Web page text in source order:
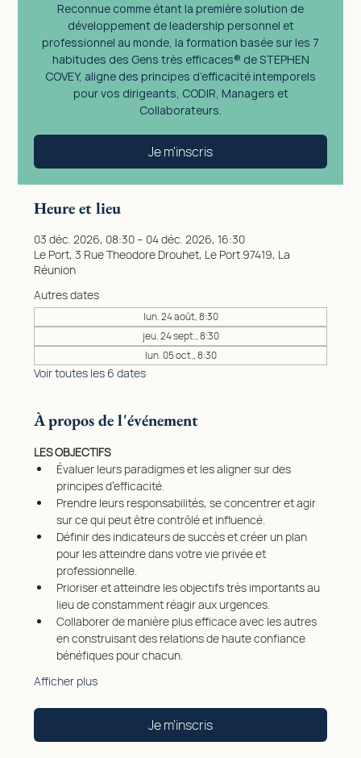
Reconnue comme étant la première solution de
développement de leadership personnel et
professionnel au monde, la formation basée sur les 7
habitudes des Gens très efficaces® de STEPHEN
COVEY, aligne des principes d’efficacité intemporels
pour vos dirigeants, CODIR, Managers et
Collaborateurs.
Je m'inscris
Heure et lieu
03 déc. 2026, 08:30 – 04 déc. 2026, 16:30
Le Port, 3 Rue Theodore Drouhet, Le Port 97419, La
Réunion
Autres dates
lun. 24 août, 8:30
jeu. 24 sept., 8:30
lun. 05 oct., 8:30
Voir toutes les 6 dates
À propos de l'événement
LES OBJECTIFS
Évaluer leurs paradigmes et les aligner sur des
principes d’efficacité.
Prendre leurs responsabilités, se concentrer et agir
sur ce qui peut être contrôlé et influencé.
Définir des indicateurs de succès et créer un plan
pour les atteindre dans votre vie privée et
professionnelle.
Prioriser et atteindre les objectifs très importants au
lieu de constamment réagir aux urgences.
Collaborer de manière plus efficace avec les autres
en construisant des relations de haute confiance
bénéfiques pour chacun.
Afficher plus
Je m'inscris